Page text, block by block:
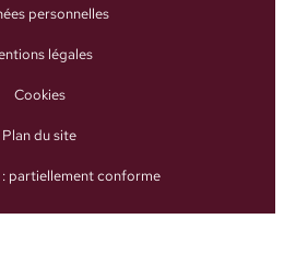
personnelles
légales
Cookies
Plan du site
partiellement conforme